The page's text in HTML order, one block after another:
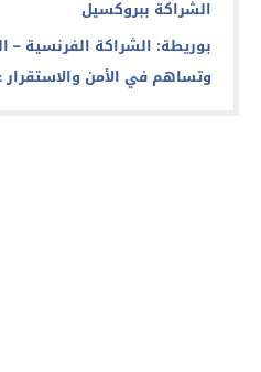
الشراكة ببروكسيل
بوريطة: الشراكة الفرنسية –
وتساهم في الأمن